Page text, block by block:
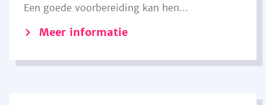
Een goede voorbereiding kan hen...
Meer informatie